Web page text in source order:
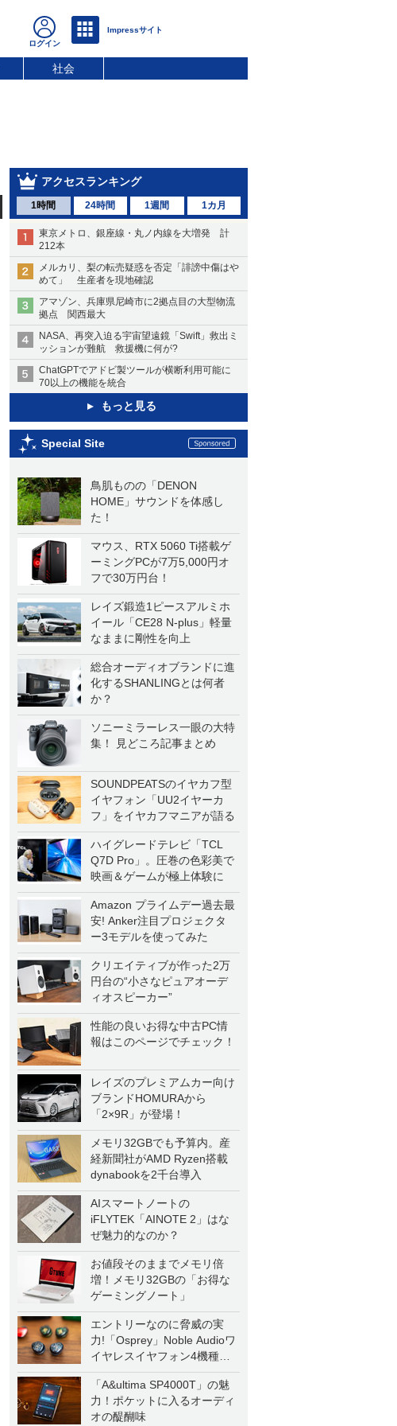
社会
アクセスランキング
1時間 24時間 1週間 1カ月
東京メトロ、銀座線・丸ノ内線を大増発 計
212本
メルカリ、梨の転売疑惑を否定「誹謗中傷はや
めて」 生産者を現地確認
アマゾン、兵庫県尼崎市に2拠点目の大型物流
拠点 関西最大
NASA、再突入迫る宇宙望遠鏡「Swift」救出ミ
ッションが難航 救援機に何が?
ChatGPTでアドビ製ツールが横断利用可能に
70以上の機能を統合
もっと見る
Special Site
鳥肌ものの「DENON
HOME」サウンドを体感し
た！
マウス、RTX 5060 Ti搭載ゲ
ーミングPCが7万5,000円オ
フで30万円台！
レイズ鍛造1ピースアルミホ
イール「CE28 N-plus」軽量
なままに剛性を向上
総合オーディオブランドに進
化するSHANLINGとは何者
か？
ソニーミラーレス一眼の大特
集！ 見どころ記事まとめ
SOUNDPEATSのイヤカフ型
イヤフォン「UU2イヤーカ
フ」をイヤカフマニアが語る
ハイグレードテレビ「TCL
Q7D Pro」。圧巻の色彩美で
映画＆ゲームが極上体験に
Amazon プライムデー過去最
安! Anker注目プロジェクタ
ー3モデルを使ってみた
クリエイティブが作った2万
円台の“小さなピュアオーデ
ィオスピーカー”
性能の良いお得な中古PC情
報はこのページでチェック！
レイズのプレミアムカー向け
ブランドHOMURAから
「2×9R」が登場！
メモリ32GBでも予算内。産
経新聞社がAMD Ryzen搭載
dynabookを2千台導入
AIスマートノートの
iFLYTEK「AINOTE 2」はな
ぜ魅力的なのか？
お値段そのままでメモリ倍
増！メモリ32GBの「お得な
ゲーミングノート」
エントリーなのに脅威の実
力!「Osprey」Noble Audioワ
イヤレスイヤフォン4機種を
一気に聴く
「A&ultima SP4000T」の魅
力！ポケットに入るオーディ
オの醍醐味